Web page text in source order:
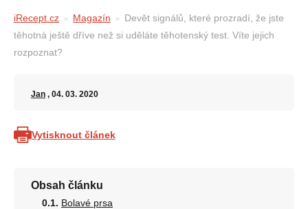
iRecept.cz Magazín
Devět signálů, které prozradí, že jste
těhotná ještě dříve než si uděláte těhotenský test. Víte jejich
rozpoznat?
Jan , 04. 03. 2020
Vytisknout článek
Obsah článku
Bolavé prsa